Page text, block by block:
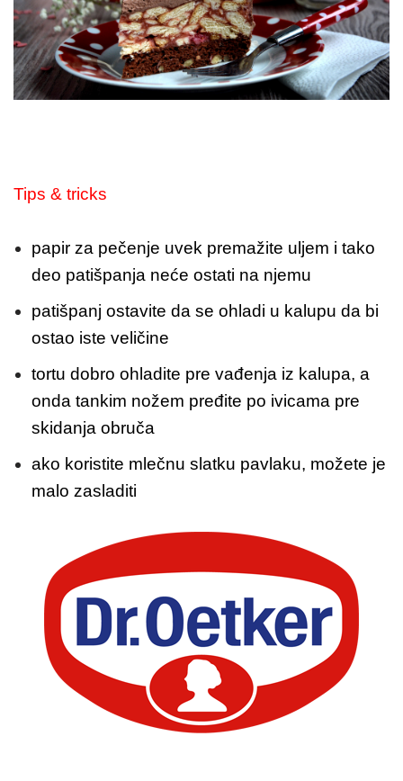
Tips & tricks
papir za pečenje uvek premažite uljem i tako
deo patišpanja neće ostati na njemu
patišpanj ostavite da se ohladi u kalupu da bi
ostao iste veličine
tortu dobro ohladite pre vađenja iz kalupa, a
onda tankim nožem pređite po ivicama pre
skidanja obruča
ako koristite mlečnu slatku pavlaku, možete je
malo zasladiti